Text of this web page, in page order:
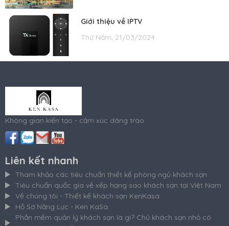
Giới thiệu về IPTV
Thứ Năm, 21/03/2024
Không gian kiến tạo - cảm xúc dâng trào
Liên kết nhanh
Tham khảo các tiêu chuẩn thiết kế phòng ngủ khách sạn
Tiêu chuẩn quốc gia về xếp hạng sao khách sạn tại Việt Nam
Về chúng tôi - Thiết kế khách sạn KenKasa
Hồ Sơ Năng Lực - Ken KaSa
Phần mềm quản lý khách sạn là gì? Chủ khách sạn nhỏ có